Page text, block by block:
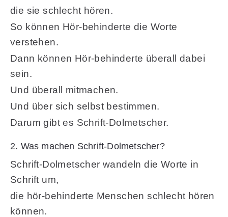
die sie schlecht hören.
So können Hör-behinderte die Worte
verstehen.
Dann können Hör-behinderte überall dabei
sein.
Und überall mitmachen.
Und über sich selbst bestimmen.
Darum gibt es Schrift-Dolmetscher.
2. Was machen Schrift-Dolmetscher?
Schrift-Dolmetscher wandeln die Worte in
Schrift um,
die hör-behinderte Menschen schlecht hören
können.